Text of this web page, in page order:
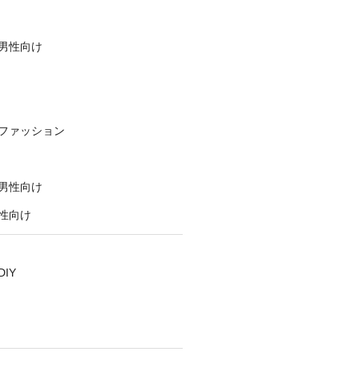
性向け
ァッション
性向け
向け